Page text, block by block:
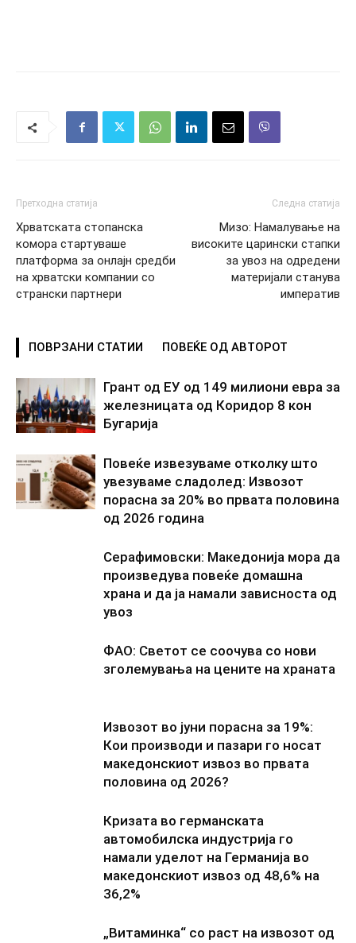
Претходна статија
Хрватската стопанска
комора стартуваше
платформа за онлајн средби
на хрватски компании со
странски партнери
Следна статија
Мизо: Намалување на
високите царински стапки
за увоз на одредени
материјали станува
императив
ПОВРЗАНИ СТАТИИ ПОВЕЌЕ ОД АВТОРОТ
Грант од ЕУ од 149 милиони евра за
железницата од Коридор 8 кон
Бугарија
Повеќе извезуваме отколку што
увезуваме сладолед: Извозот
порасна за 20% во првата половина
од 2026 година
Серафимовски: Македонија мора да
произведува повеќе домашна
храна и да ја намали зависноста од
увоз
ФАО: Светот се соочува со нови
зголемувања на цените на храната
Извозот во јуни порасна за 19%:
Кои производи и пазари го носат
македонскиот извоз во првата
половина од 2026?
Кризата во германската
автомобилска индустрија го
намали уделот на Германија во
македонскиот извоз од 48,6% на
36,2%
„Витаминка“ со раст на извозот од